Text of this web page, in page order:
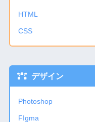
HTML
CSS
デザイン
Photoshop
FIgma